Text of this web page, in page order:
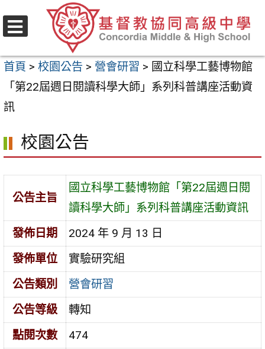
至
要
容
首頁 > 校園公告 > 營會研習 > 國立科學工藝博物館
「第22屆週日閱讀科學大師」系列科普講座活動資
訊
校園公告
公告主旨
國立科學工藝博物館「第22屆週日閱
讀科學大師」系列科普講座活動資訊
發佈日期
2024 年 9 月 13 日
發佈單位
實驗研究組
公告類別
營會研習
公告等級
轉知
點閱次數
474
選
單